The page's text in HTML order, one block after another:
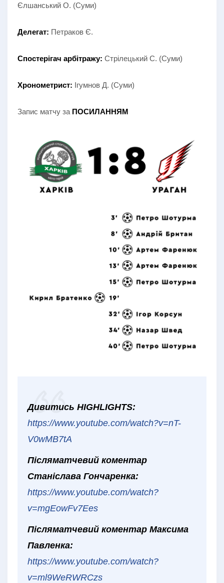
Єлшанський О. (Суми)
Делегат: Петраков Є.
Спостерігач арбітражу: Стрілецький С. (Суми)
Хронометрист: Ігумнов Д. (Суми)
Запис матчу за ПОСИЛАННЯМ
Дивитись HIGHLIGHTS:
https://www.youtube.com/watch?v=nT-
V0wMB7tA
Післяматчевий коментар
Станіслава Гончаренка:
https://www.youtube.com/watch?
v=mgEowFv7Ees
Післяматчевий коментар Максима
Павленка:
https://www.youtube.com/watch?
v=ml9WeRWRCzs